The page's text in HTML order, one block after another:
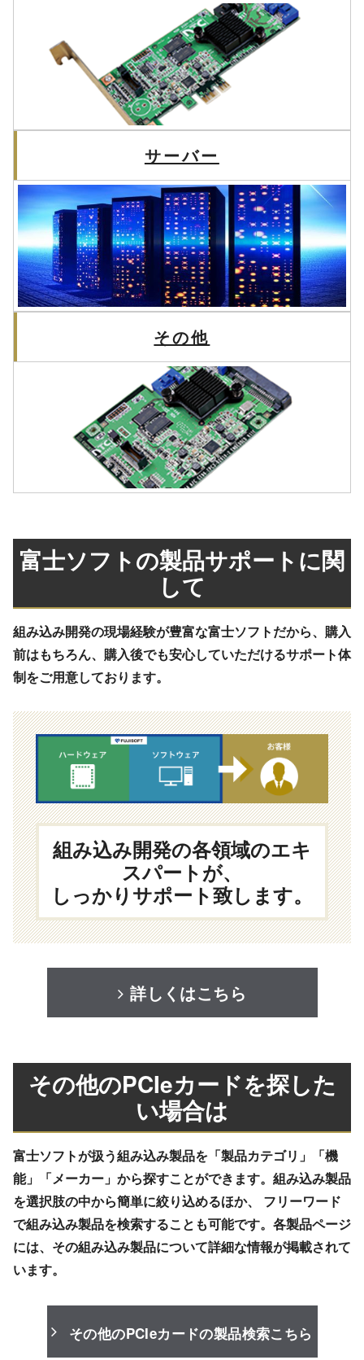
サーバー
その他
富士ソフトの製品サポートに関
して
組み込み開発の現場経験が豊富な富士ソフトだから、購入
前はもちろん、購入後でも安心していただけるサポート体
制をご用意しております。
組み込み開発の各領域のエキ
スパートが、
しっかりサポート致します。
詳しくはこちら
その他のPCIeカードを探した
い場合は
富士ソフトが扱う組み込み製品を「製品カテゴリ」「機
能」「メーカー」から探すことができます。組み込み製品
を選択肢の中から簡単に絞り込めるほか、 フリーワード
で組み込み製品を検索することも可能です。各製品ページ
には、その組み込み製品について詳細な情報が掲載されて
います。
その他のPCIeカードの製品検索こちら